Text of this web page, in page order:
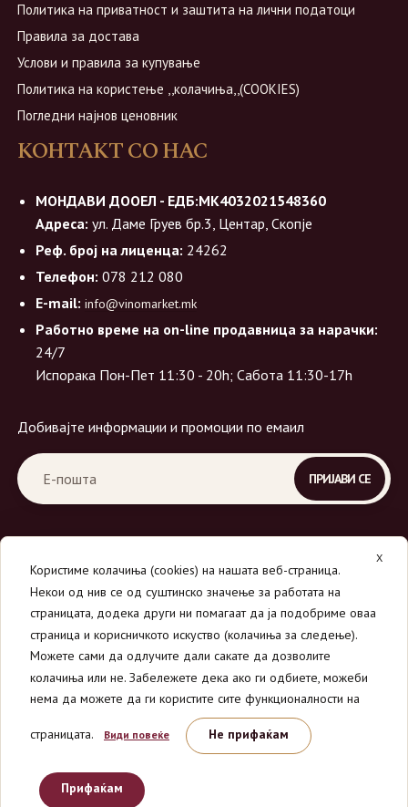
Политика на приватност и заштита на лични податоци
Правила за достава
Услови и правила за купување
Политика на користење ,,колачиња,,(COOKIES)
Погледни најнов ценовник
КОНТАКТ СО НАС
МОНДАВИ ДООЕЛ - ЕДБ:МК4032021548360
Адреса: ул. Даме Груев бр.3, Центар, Скопје
Реф. број на лиценца: 24262
Телефон: 078 212 080
E-mail: info@vinomarket.mk
Работно време на on-line продавница за нарачки:
24/7
Испорака Пон-Пет 11:30 - 20h; Сабота 11:30-17h
Добивајте информации и промоции по емаил
© 2026Вино Маркет - МОНДАВИ ДООЕЛ.
Сите права се задржани.
X
Користиме колачиња (cookies) на нашата веб-страница.
Некои од нив се од суштинско значење за работата на
страницата, додека други ни помагаат да ја подобриме оваа
страница и корисничкото искуство (колачиња за следење).
Можете сами да одлучите дали сакате да дозволите
колачиња или не. Забележете дека ако ги одбиете, можеби
нема да можете да ги користите сите функционалности на
страницата. Види повеќе Не прифаќам
Прифаќам